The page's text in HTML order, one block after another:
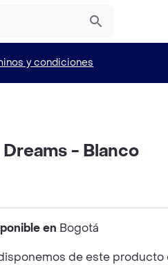
y condiciones
- Blanco
en Bogotá
de este producto